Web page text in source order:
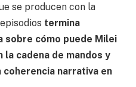
se producen con la
termina
sobre cómo puede Milei
cadena de mandos y
coherencia narrativa en